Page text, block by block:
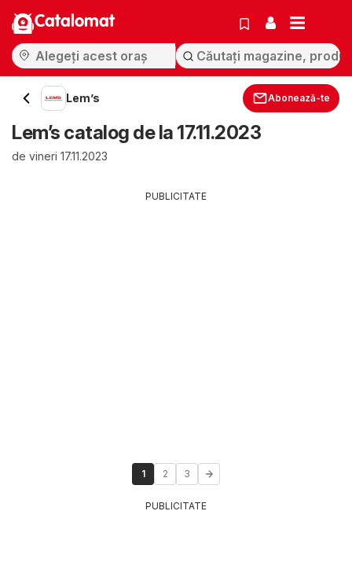
Catalomat
Lem’s Abonează-te
Lem’s catalog de la 17.11.2023
de vineri 17.11.2023
PUBLICITATE
1 2 3
PUBLICITATE